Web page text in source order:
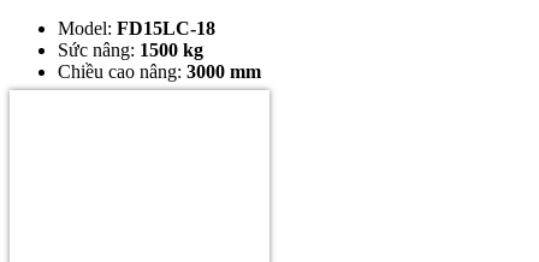
Model: FD15LC-18
Sức nâng: 1500 kg
Chiều cao nâng: 3000 mm